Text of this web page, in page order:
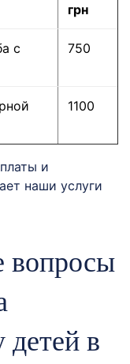
грн
с
750
1100
и
наши услуги
вопросы
в